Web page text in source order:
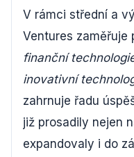
V rámci střední a
Ventures zaměřuje
finanční
inovativní
zahrnuje řadu
již prosadily nejen
expandovaly i do